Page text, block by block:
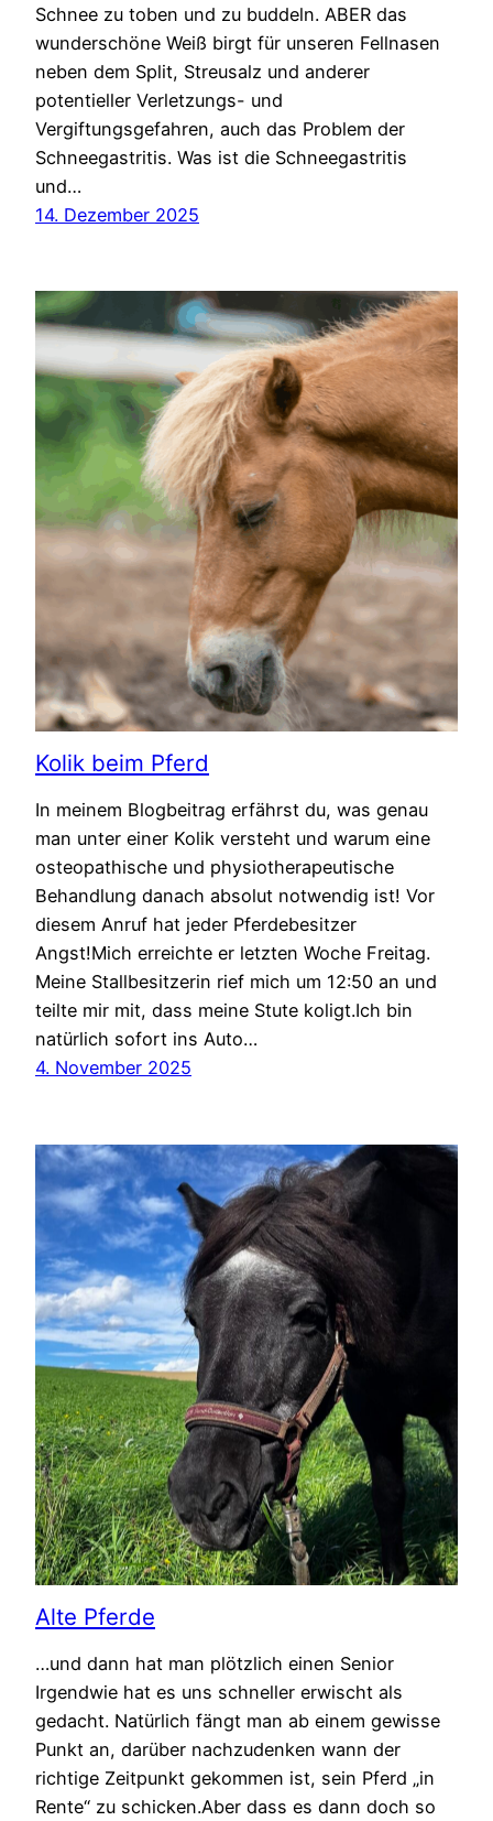
Schnee zu toben und zu buddeln. ABER das
wunderschöne Weiß birgt für unseren Fellnasen
neben dem Split, Streusalz und anderer
potentieller Verletzungs- und
Vergiftungsgefahren, auch das Problem der
Schneegastritis. Was ist die Schneegastritis
und…
14. Dezember 2025
Kolik beim Pferd
In meinem Blogbeitrag erfährst du, was genau
man unter einer Kolik versteht und warum eine
osteopathische und physiotherapeutische
Behandlung danach absolut notwendig ist! Vor
diesem Anruf hat jeder Pferdebesitzer
Angst!Mich erreichte er letzten Woche Freitag.
Meine Stallbesitzerin rief mich um 12:50 an und
teilte mir mit, dass meine Stute koligt.Ich bin
natürlich sofort ins Auto…
4. November 2025
Alte Pferde
…und dann hat man plötzlich einen Senior
Irgendwie hat es uns schneller erwischt als
gedacht. Natürlich fängt man ab einem gewisse
Punkt an, darüber nachzudenken wann der
richtige Zeitpunkt gekommen ist, sein Pferd „in
Rente“ zu schicken.Aber dass es dann doch so